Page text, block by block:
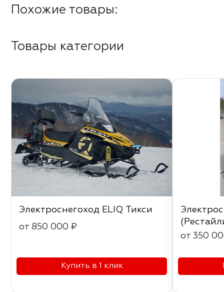
Похожие товары:
Товары категории
Электроснегоход ELIQ Тикси
от 850 000 ₽
Купить в 1 клик
от 350